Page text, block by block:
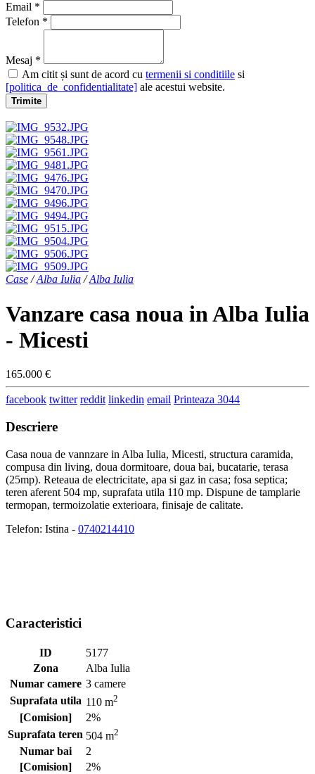
Email *
Telefon *
Mesaj *
Am citit și sunt de acord cu termenii si conditiile si
[politica_de_confidentialitate] ale acestui website.
Trimite
Case/Alba Iulia/Alba Iulia
Vanzare casa noua in Alba Iulia
- Micesti
165.000 €
facebook twitter reddit linkedin email Printeaza 3044
Descriere
Casa noua de vannzare in Alba Iulia, Micesti, structura caramida,
compusa din living, doua dormitoare, doua bai, bucatarie, terasa
(25mp). Reteaua de electricitate, apa si gaz in casa; fosa septica;
teren aferent 504 mp, suprafata utila 110 mp. Dispune de tamplarie
termopan, termoizolatie exterioara, finisaje de calitate.
Telefon: Istina - 0740214410
Caracteristici
ID
5177
Zona
Alba Iulia
Numar camere 3 camere
Suprafata utila 110 m2
[Comision]
2%
Suprafata teren 504 m2
Numar bai
2
[Comision]
2%